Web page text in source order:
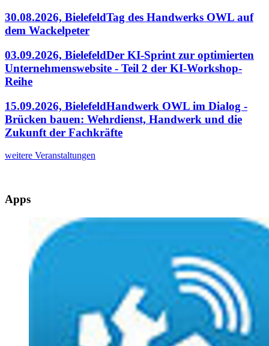
30.08.2026, BielefeldTag des Handwerks OWL auf
dem Wackelpeter
03.09.2026, BielefeldDer KI-Sprint zur optimierten
Unternehmenswebsite - Teil 2 der KI-Workshop-
Reihe
15.09.2026, BielefeldHandwerk OWL im Dialog -
Brücken bauen: Wehrdienst, Handwerk und die
Zukunft der Fachkräfte
weitere Veranstaltungen
Apps